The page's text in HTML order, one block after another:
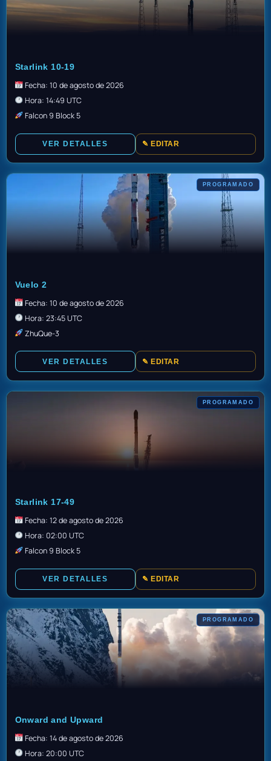
Starlink 10-19
Fecha: 10 de agosto de 2026
Hora: 14:49 UTC
Falcon 9 Block 5
VER DETALLES ✎ EDITAR
PROGRAMADO
Vuelo 2
Fecha: 10 de agosto de 2026
Hora: 23:45 UTC
ZhuQue-3
VER DETALLES ✎ EDITAR
PROGRAMADO
Starlink 17-49
Fecha: 12 de agosto de 2026
Hora: 02:00 UTC
Falcon 9 Block 5
VER DETALLES ✎ EDITAR
PROGRAMADO
Onward and Upward
Fecha: 14 de agosto de 2026
Hora: 20:00 UTC